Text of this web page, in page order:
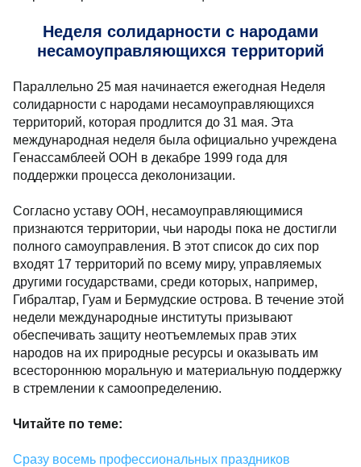
Неделя солидарности с народами
несамоуправляющихся территорий
Параллельно 25 мая начинается ежегодная Неделя
солидарности с народами несамоуправляющихся
территорий, которая продлится до 31 мая. Эта
международная неделя была официально учреждена
Генассамблеей ООН в декабре 1999 года для
поддержки процесса деколонизации.
Согласно уставу ООН, несамоуправляющимися
признаются территории, чьи народы пока не достигли
полного самоуправления. В этот список до сих пор
входят 17 территорий по всему миру, управляемых
другими государствами, среди которых, например,
Гибралтар, Гуам и Бермудские острова. В течение этой
недели международные институты призывают
обеспечивать защиту неотъемлемых прав этих
народов на их природные ресурсы и оказывать им
всестороннюю моральную и материальную поддержку
в стремлении к самоопределению.
Читайте по теме:
Сразу восемь профессиональных праздников